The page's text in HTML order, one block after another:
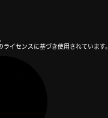
イセンスに基づき使用されています。